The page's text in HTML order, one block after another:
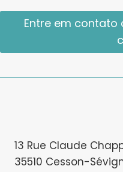
Entre em
13 Rue Claude
35510 Cesson-